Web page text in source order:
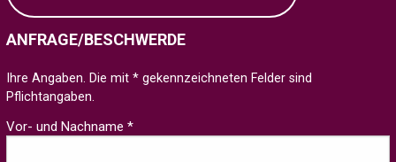
ANFRAGE/BESCHWERDE
Ihre Angaben. Die mit * gekennzeichneten Felder sind
Pflichtangaben.
Vor- und Nachname *